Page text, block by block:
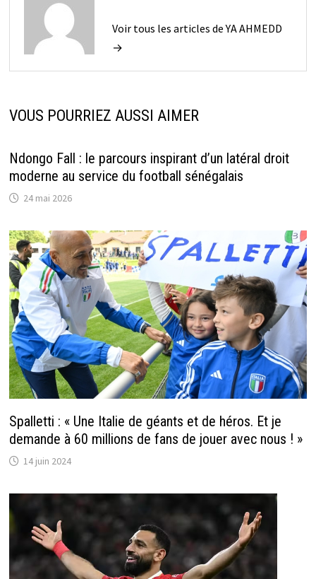
Voir tous les articles de YA AHMEDD
→
VOUS POURRIEZ AUSSI AIMER
Ndongo Fall : le parcours inspirant d’un latéral droit
moderne au service du football sénégalais
24 mai 2026
Spalletti : « Une Italie de géants et de héros. Et je
demande à 60 millions de fans de jouer avec nous ! »
14 juin 2024